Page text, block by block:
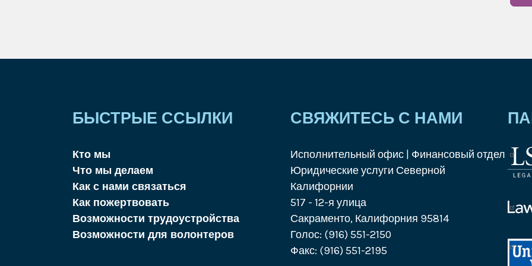
БЫСТРЫЕ ССЫЛКИ
Кто мы
Что мы делаем
Как с нами связаться
Как пожертвовать
Возможности трудоустройства
Возможности для волонтеров
СВЯЖИТЕСЬ С НАМИ
Исполнительный офис | Финансовый отдел
Юридические услуги Северной
Калифорнии
517 - 12-я улица
Сакраменто, Калифорния 95814
Голос: (916) 551-2150
Факс: (916) 551-2195
Help